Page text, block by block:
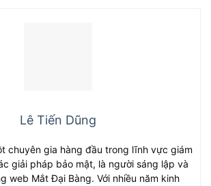
Lê Tiến Dũng
chuyên gia hàng đầu trong lĩnh vực giám
giải pháp bảo mật, là người sáng lập và
web Mắt Đại Bàng. Với nhiều năm kinh